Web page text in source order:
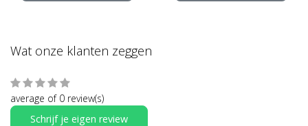
Wat onze klanten zeggen
average of 0 review(s)
Schrijf je eigen review